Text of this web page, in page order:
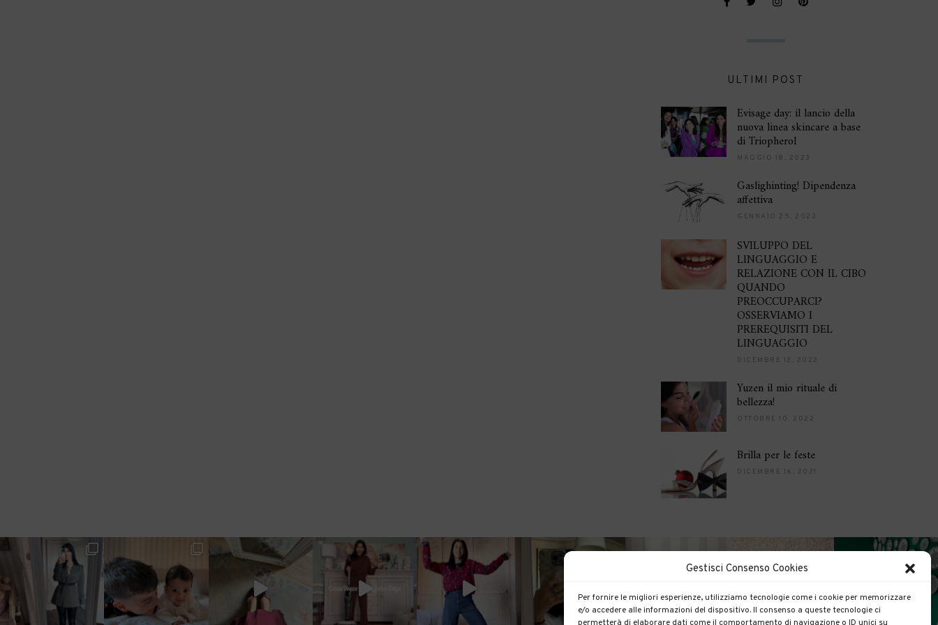
Gestisci Consenso Cookies
Per fornire le migliori esperienze, utilizziamo tecnologie come i cookie per memorizzare
e/o accedere alle informazioni del dispositivo. Il consenso a queste tecnologie ci
ULTIMI POST
Evisage day: il lancio della
nuova linea skincare a base
di Triopherol
MAGGIO 18, 2023
Gaslighinting! Dipendenza
affettiva
GENNAIO 25, 2023
SVILUPPO DEL
LINGUAGGIO E
RELAZIONE CON IL CIBO
QUANDO
PREOCCUPARCI?
OSSERVIAMO I
PREREQUISITI DEL
LINGUAGGIO
DICEMBRE 12, 2022
Yuzen il mio rituale di
bellezza!
OTTOBRE 10, 2022
Brilla per le feste
DICEMBRE 16, 2021